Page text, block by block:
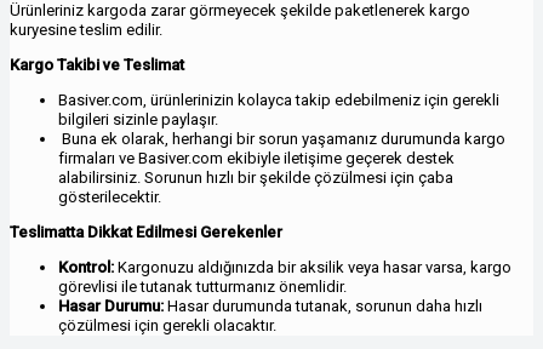
Ürünleriniz kargoda zarar görmeyecek şekilde paketlenerek kargo
kuryesine teslim edilir.
Kargo Takibi ve Teslimat
Basiver.com, ürünlerinizin kolayca takip edebilmeniz için gerekli
bilgileri sizinle paylaşır.
Buna ek olarak, herhangi bir sorun yaşamanız durumunda kargo
firmaları ve Basiver.com ekibiyle iletişime geçerek destek
alabilirsiniz. Sorunun hızlı bir şekilde çözülmesi için çaba
gösterilecektir.
Teslimatta Dikkat Edilmesi Gerekenler
Kontrol: Kargonuzu aldığınızda bir aksilik veya hasar varsa, kargo
görevlisi ile tutanak tutturmanız önemlidir.
Hasar Durumu: Hasar durumunda tutanak, sorunun daha hızlı
çözülmesi için gerekli olacaktır.